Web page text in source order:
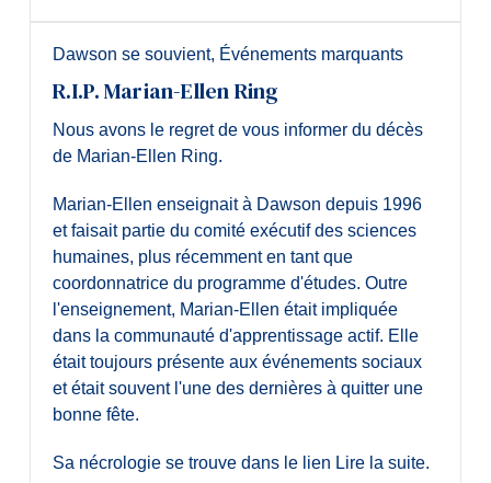
Dawson se souvient, Événements marquants
R.I.P. Marian-Ellen Ring
Nous avons le regret de vous informer du décès
de Marian-Ellen Ring.
Marian-Ellen enseignait à Dawson depuis 1996
et faisait partie du comité exécutif des sciences
humaines, plus récemment en tant que
coordonnatrice du programme d'études. Outre
l'enseignement, Marian-Ellen était impliquée
dans la communauté d'apprentissage actif. Elle
était toujours présente aux événements sociaux
et était souvent l'une des dernières à quitter une
bonne fête.
Sa nécrologie se trouve dans le lien Lire la suite.